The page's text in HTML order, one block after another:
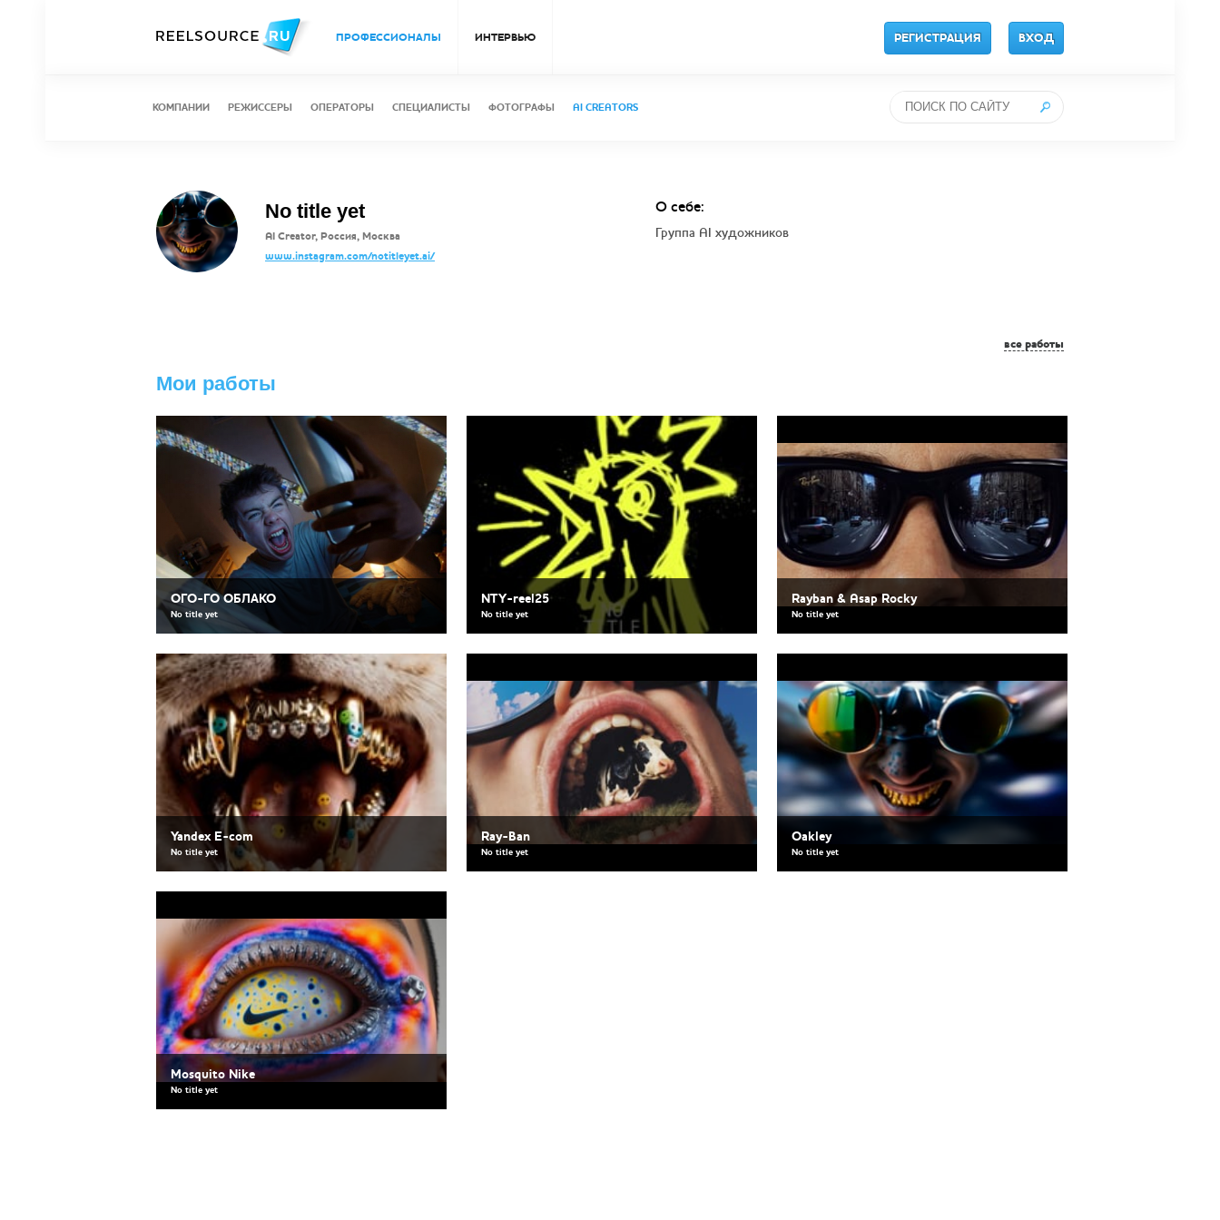
ПРОФЕССИОНАЛЫ ИНТЕРВЬЮ РЕГИСТРАЦИЯ ВХОД
КОМПАНИИ РЕЖИССЕРЫ ОПЕРАТОРЫ СПЕЦИАЛИСТЫ ФОТОГРАФЫ AI CREATORS
No title yet
AI Creator, Россия, Москва
www.instagram.com/notitleyet.ai/
О себе:
Группа AI художников
все работы
Мои работы
ОГО-ГО ОБЛАКО
No title yet
NTY-reel25
No title yet
Rayban & Asap Rocky
No title yet
Yandex E-com
No title yet
Ray-Ban
No title yet
Oakley
No title yet
Mosquito Nike
No title yet